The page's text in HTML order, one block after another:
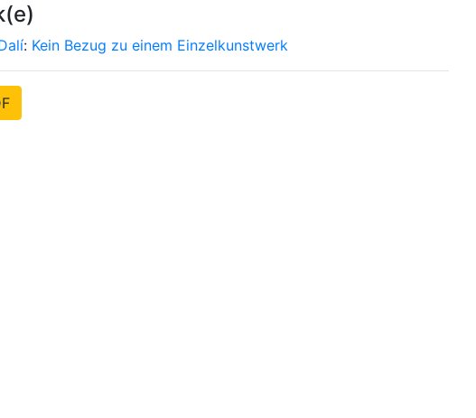
: Kein Bezug zu einem Einzelkunstwerk